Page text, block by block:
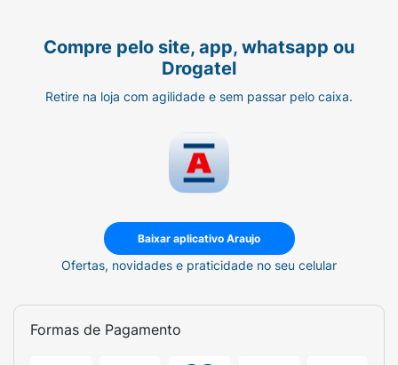
Compre pelo site, app, whatsapp ou
Drogatel
Retire na loja com agilidade e sem passar pelo caixa.
Baixar aplicativo Araujo
Ofertas, novidades e praticidade no seu celular
Formas de Pagamento